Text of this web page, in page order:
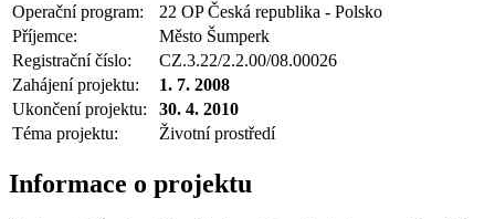
Operační program:
22 OP Česká republika - Polsko
Příjemce:
Město Šumperk
Registrační číslo:
CZ.3.22/2.2.00/08.00026
Zahájení projektu:
1. 7. 2008
Ukončení projektu:
30. 4. 2010
Téma projektu:
Životní prostředí
Informace o projektu